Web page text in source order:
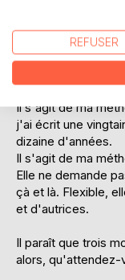
la technique et de
une succession
Il s'agit de ma
j'ai écrit une
dizaine d'années.
Il s'agit de ma
Elle ne demande
çà et là. Flexible,
et d'autrices.
Il paraît que trois
alors, qu'attendez-
REFUSER